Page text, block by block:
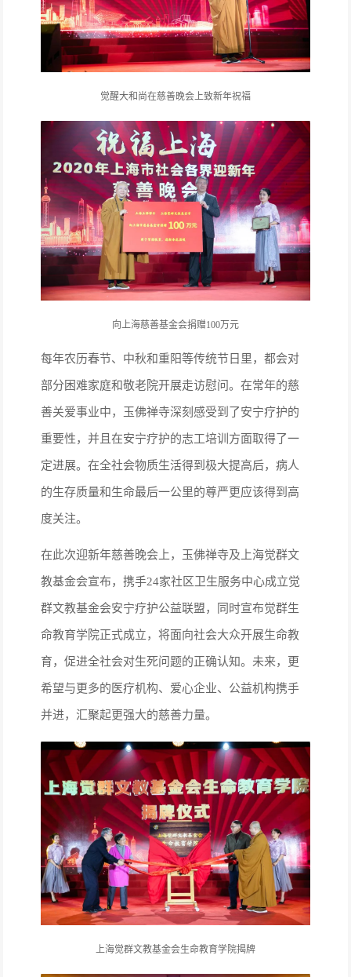
觉醒大和尚在慈善晚会上致新年祝福
向上海慈善基金会捐赠100万元
每年农历春节、中秋和重阳等传统节日里，都会对
部分困难家庭和敬老院开展走访慰问。在常年的慈
善关爱事业中，玉佛禅寺深刻感受到了安宁疗护的
重要性，并且在安宁疗护的志工培训方面取得了一
定进展。在全社会物质生活得到极大提高后，病人
的生存质量和生命最后一公里的尊严更应该得到高
度关注。
在此次迎新年慈善晚会上，玉佛禅寺及上海觉群文
教基金会宣布，携手24家社区卫生服务中心成立觉
群文教基金会安宁疗护公益联盟，同时宣布觉群生
命教育学院正式成立，将面向社会大众开展生命教
育，促进全社会对生死问题的正确认知。未来，更
希望与更多的医疗机构、爱心企业、公益机构携手
并进，汇聚起更强大的慈善力量。
上海觉群文教基金会生命教育学院揭牌